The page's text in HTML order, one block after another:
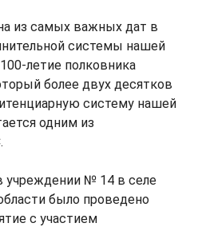
из самых важных дат в
системы нашей
летие полковника
более двух десятков
систему нашей
одним из
учреждении № 14 в селе
было проведено
с участием